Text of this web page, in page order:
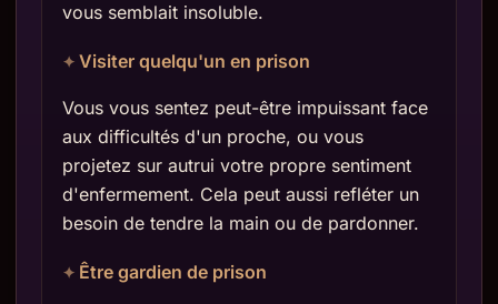
vous semblait insoluble.
Visiter quelqu'un en prison
Vous vous sentez peut-être impuissant face
aux difficultés d'un proche, ou vous
projetez sur autrui votre propre sentiment
d'enfermement. Cela peut aussi refléter un
besoin de tendre la main ou de pardonner.
Être gardien de prison